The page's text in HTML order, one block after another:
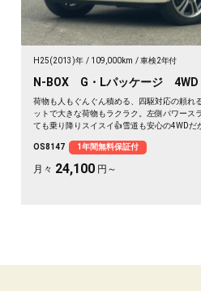
H25(2013)年 109,000km 車検2年付
N-BOX G・Lパッケージ 4WD
荷物も人もぐんぐん積める、四駆対応の頼れ
ットで大きな荷物もラクラク。左側パワース
ても乗り降りスイスイ👍雪道も安心の4WDだ
りや週末の遠出まで、暮らしの相棒にぴった
OS8147 1年間無料保証付
月々 24,100 円～